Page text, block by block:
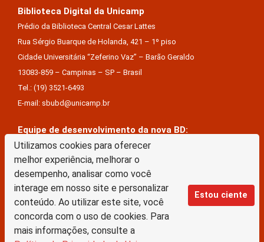
Utilizamos cookies para oferecer
melhor experiência, melhorar o
desempenho, analisar como você
interage em nosso site e personalizar
conteúdo. Ao utilizar este site, você
concorda com o uso de cookies. Para
mais informações, consulte a
Estou ciente
Biblioteca Digital da Unicamp
Prédio da Biblioteca Central Cesar Lattes
Rua Sérgio Buarque de Holanda, 421 – 1º piso
Cidade Universitária “Zeferino Vaz” – Barão Geraldo
13083-859 – Campinas – SP – Brasil
Tel.: (19) 3521-6493
E-mail: sbubd@unicamp.br
Equipe de desenvolvimento da nova BD:
Keite Aparecida Duarte
Márcio Vinícius De Jesus Almeida
Saul Victor De Castro E Silva
A Biblioteca Digital da Unicamp está licenciado com uma Licença Creative Commons –
Atribuição Sem Derivações 4.0 Internacional